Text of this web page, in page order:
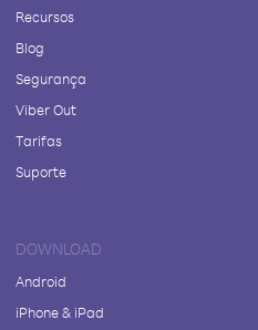
Recursos
Blog
Segurança
Viber Out
Tarifas
Suporte
DOWNLOAD
Android
iPhone & iPad